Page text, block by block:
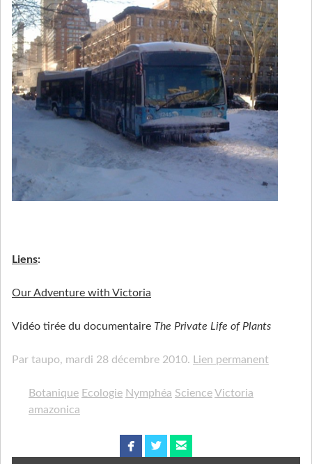
Liens:
Our Adventure with Victoria
Vidéo tirée du documentaire The Private Life of Plants
Par taupo, mardi 28 décembre 2010. Lien permanent
Botanique Ecologie Nymphéa ScienceVictoria
amazonica
facebook twitterbird email